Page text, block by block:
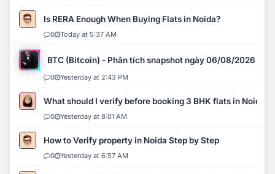
Is RERA Enough When Buying Flats in Noida?
0 Today at 5:37 AM
BTC (Bitcoin) - Phân tích snapshot ngày 06/08/2026
0 Yesterday at 2:43 PM
What should I verify before booking 3 BHK flats in Noida?
0 Yesterday at 8:01 AM
How to Verify property in Noida Step by Step
0 Yesterday at 6:57 AM